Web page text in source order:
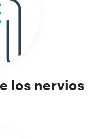
los nervios